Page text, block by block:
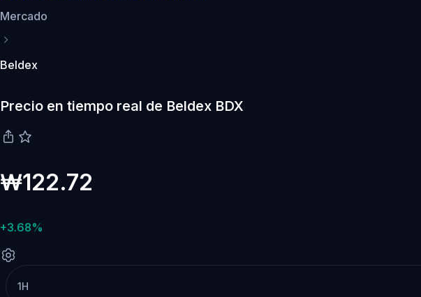
Mercado
Beldex
Precio en tiempo real de Beldex BDX
₩122.72
+3.68%
1H